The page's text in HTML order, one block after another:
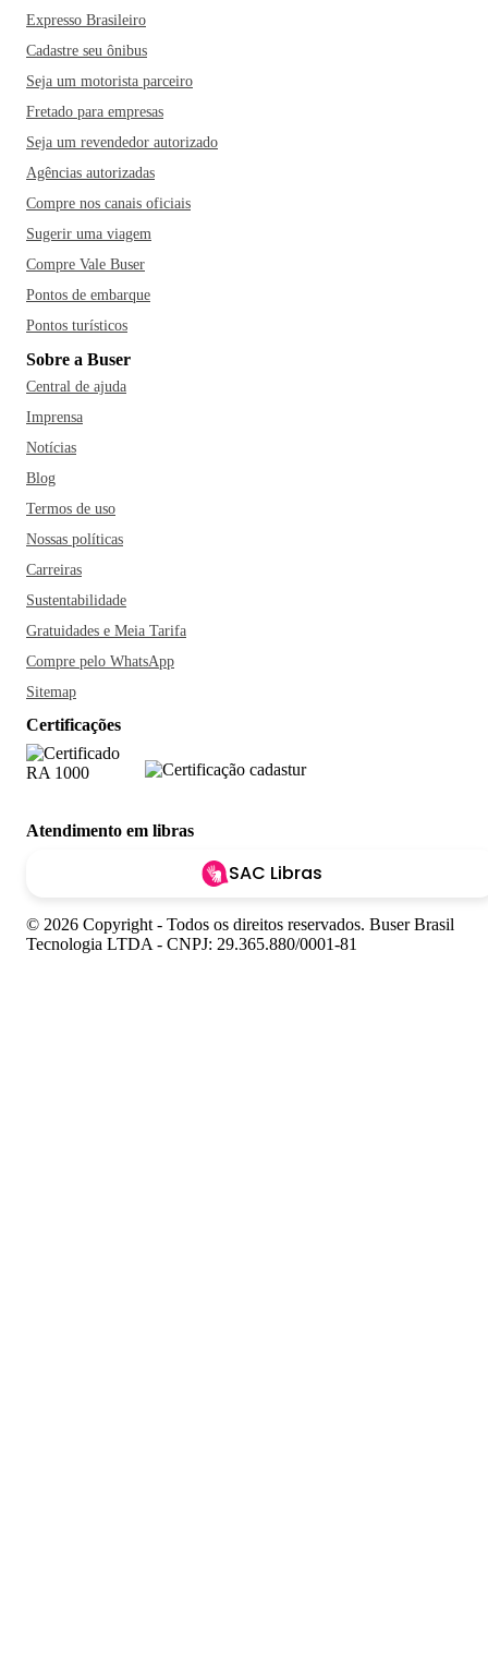
Expresso Brasileiro
Cadastre seu ônibus
Seja um motorista parceiro
Fretado para empresas
Seja um revendedor autorizado
Agências autorizadas
Compre nos canais oficiais
Sugerir uma viagem
Compre Vale Buser
Pontos de embarque
Pontos turísticos
Sobre a Buser
Central de ajuda
Imprensa
Notícias
Blog
Termos de uso
Nossas políticas
Carreiras
Sustentabilidade
Gratuidades e Meia Tarifa
Compre pelo WhatsApp
Sitemap
Certificações
Atendimento em libras
SAC Libras
© 2026 Copyright - Todos os direitos reservados. Buser Brasil
Tecnologia LTDA - CNPJ: 29.365.880/0001-81